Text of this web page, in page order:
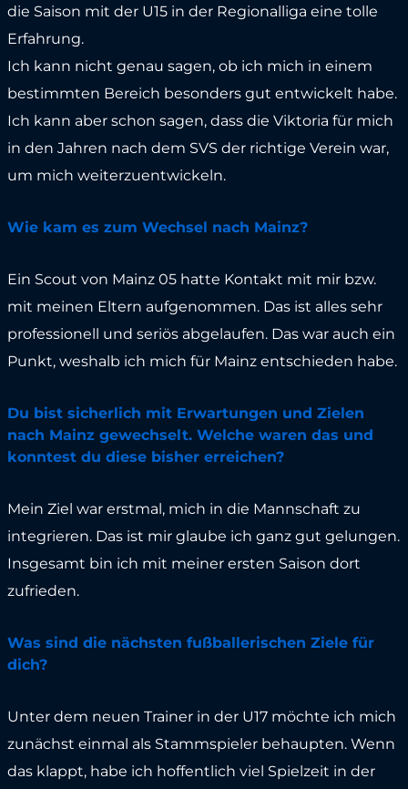
die Saison mit der U15 in der Regionalliga eine tolle
Erfahrung.
Ich kann nicht genau sagen, ob ich mich in einem
bestimmten Bereich besonders gut entwickelt habe.
Ich kann aber schon sagen, dass die Viktoria für mich
in den Jahren nach dem SVS der richtige Verein war,
um mich weiterzuentwickeln.
Wie kam es zum Wechsel nach Mainz?
Ein Scout von Mainz 05 hatte Kontakt mit mir bzw.
mit meinen Eltern aufgenommen. Das ist alles sehr
professionell und seriös abgelaufen. Das war auch ein
Punkt, weshalb ich mich für Mainz entschieden habe.
Du bist sicherlich mit Erwartungen und Zielen
nach Mainz gewechselt. Welche waren das und
konntest du diese bisher erreichen?
Mein Ziel war erstmal, mich in die Mannschaft zu
integrieren. Das ist mir glaube ich ganz gut gelungen.
Insgesamt bin ich mit meiner ersten Saison dort
zufrieden.
Was sind die nächsten fußballerischen Ziele für
dich?
Unter dem neuen Trainer in der U17 möchte ich mich
zunächst einmal als Stammspieler behaupten. Wenn
das klappt, habe ich hoffentlich viel Spielzeit in der